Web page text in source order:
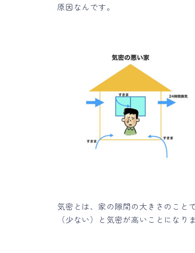
原因なんです。
気密とは、家の隙間の大きさのこと
（少ない）と気密が高いことになり